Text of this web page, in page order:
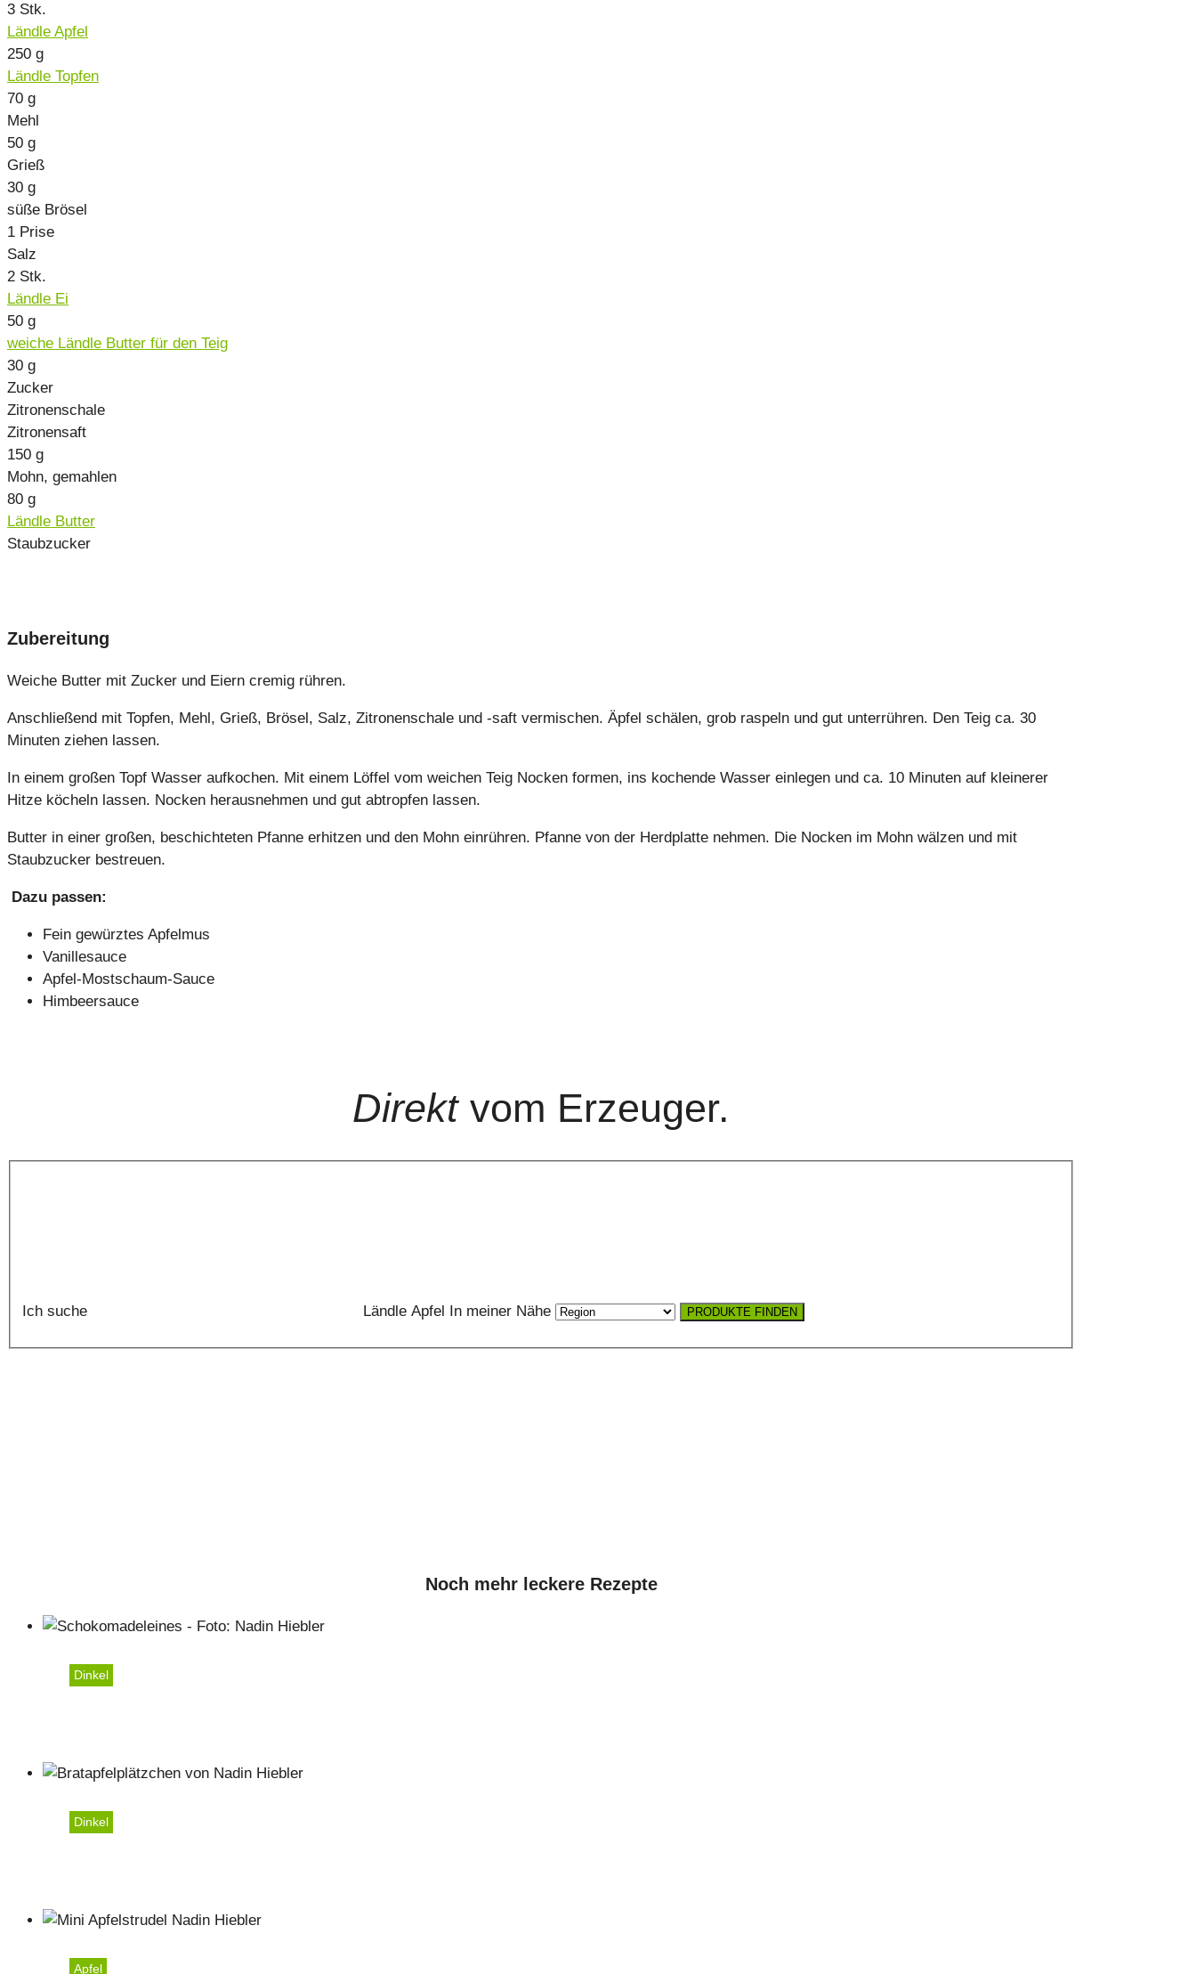
3 Stk.
Ländle Apfel
250 g
Ländle Topfen
70 g
Mehl
50 g
Grieß
30 g
süße Brösel
1 Prise
Salz
2 Stk.
Ländle Ei
50 g
weiche Ländle Butter für den Teig
30 g
Zucker
Zitronenschale
Zitronensaft
150 g
Mohn, gemahlen
80 g
Ländle Butter
Staubzucker
Zubereitung
Weiche Butter mit Zucker und Eiern cremig rühren.
Anschließend mit Topfen, Mehl, Grieß, Brösel, Salz, Zitronenschale und -saft vermischen. Äpfel schälen, grob raspeln und gut unterrühren. Den Teig ca. 30
Minuten ziehen lassen.
In einem großen Topf Wasser aufkochen. Mit einem Löffel vom weichen Teig Nocken formen, ins kochende Wasser einlegen und ca. 10 Minuten auf kleinerer
Hitze köcheln lassen. Nocken herausnehmen und gut abtropfen lassen.
Butter in einer großen, beschichteten Pfanne erhitzen und den Mohn einrühren. Pfanne von der Herdplatte nehmen. Die Nocken im Mohn wälzen und mit
Staubzucker bestreuen.
Dazu passen:
Fein gewürztes Apfelmus
Vanillesauce
Apfel-Mostschaum-Sauce
Himbeersauce
Direktvom Erzeuger.
Ich suche Ländle Apfel In meiner Nähe PRODUKTE FINDEN
Noch mehr leckere Rezepte
Dinkel
Dinkel
Apfel